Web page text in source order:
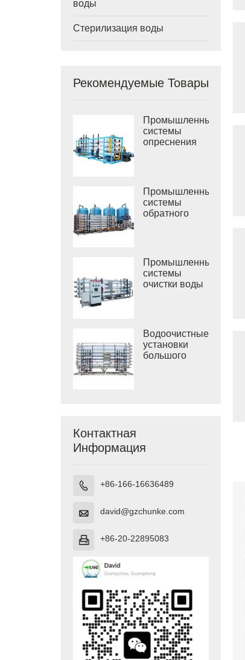
воды
Стерилизация воды
Рекомендуемые Товары
Промышленные
системы
опреснения
Промышленные
системы
обратного
Промышленные
системы
очистки воды
Водоочистные
установки
большого
Контактная
Информация
 +86-166-16636489
 david@gzchunke.com
 +86-20-22895083